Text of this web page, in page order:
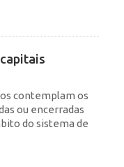
contemplam os
ou encerradas
do sistema de